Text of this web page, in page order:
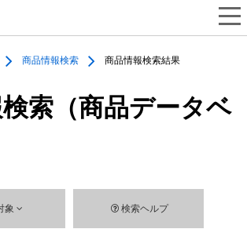
商品情報検索 商品情報検索結果
索（商品データベ
象 検索ヘルプ